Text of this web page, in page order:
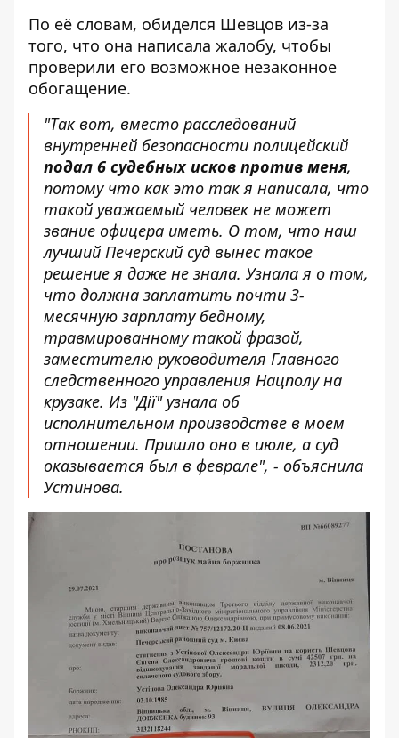
По её словам, обиделся Шевцов из-за
того, что она написала жалобу, чтобы
проверили его возможное незаконное
обогащение.
"Так вот, вместо расследований
внутренней безопасности полицейский
подал 6 судебных исков против меня,
потому что как это так я написала, что
такой уважаемый человек не может
звание офицера иметь. О том, что наш
лучший Печерский суд вынес такое
решение я даже не знала. Узнала я о том,
что должна заплатить почти 3-
месячную зарплату бедному,
травмированному такой фразой,
заместителю руководителя Главного
следственного управления Нацполу на
крузаке. Из "Дії" узнала об
исполнительном производстве в моем
отношении. Пришло оно в июле, а суд
оказывается был в феврале", - объяснила
Устинова.